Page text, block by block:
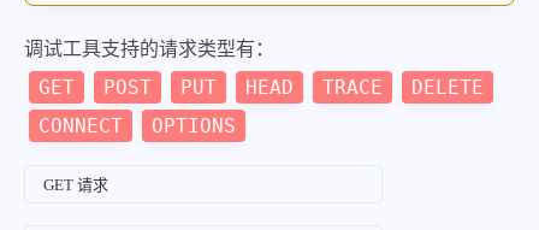
调试工具支持的请求类型有：
GET POST PUT HEAD TRACE
DELETE
CONNECT
OPTIONS